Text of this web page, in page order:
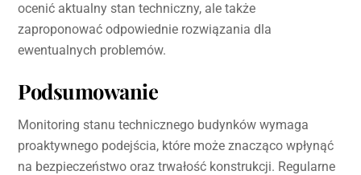
ocenić aktualny stan techniczny, ale także
zaproponować odpowiednie rozwiązania dla
ewentualnych problemów.
Podsumowanie
Monitoring stanu technicznego budynków wymaga
proaktywnego podejścia, które może znacząco wpłynąć
na bezpieczeństwo oraz trwałość konstrukcji. Regularne